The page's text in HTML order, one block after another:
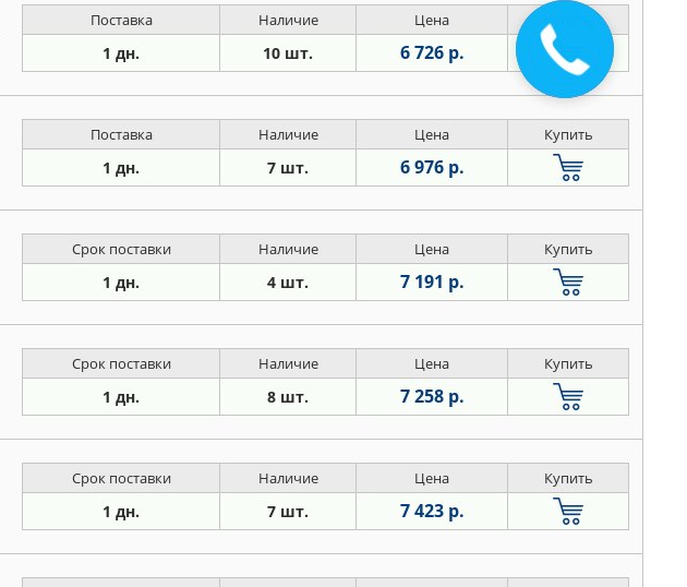
Поставка Наличие Цена Купить
1 дн. 10 шт. 6 726 р.
Поставка Наличие Цена Купить
1 дн. 7 шт. 6 976 р.
Срок поставки Наличие Цена Купить
1 дн. 4 шт. 7 191 р.
Срок поставки Наличие Цена Купить
1 дн. 8 шт. 7 258 р.
Срок поставки Наличие Цена Купить
1 дн. 7 шт. 7 423 р.